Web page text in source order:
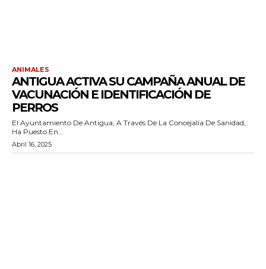
ANIMALES
ANTIGUA ACTIVA SU CAMPAÑA ANUAL DE
VACUNACIÓN E IDENTIFICACIÓN DE
PERROS
El Ayuntamiento De Antigua, A Través De La Concejalía De Sanidad,
Ha Puesto En...
Abril 16, 2025